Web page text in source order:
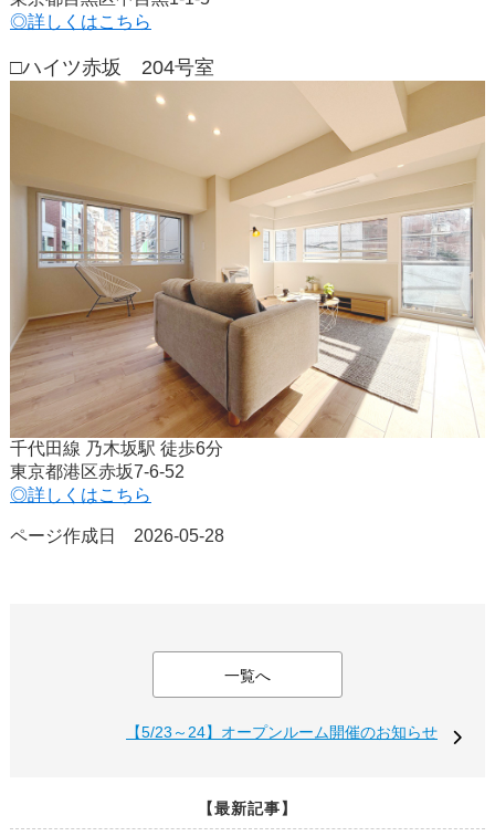
◎詳しくはこちら
□ハイツ赤坂 204号室
千代田線 乃木坂駅 徒歩6分
東京都港区赤坂7-6-52
◎詳しくはこちら
ページ作成日 2026-05-28
一覧へ
【5/23～24】オープンルーム開催のお知らせ
【最新記事】